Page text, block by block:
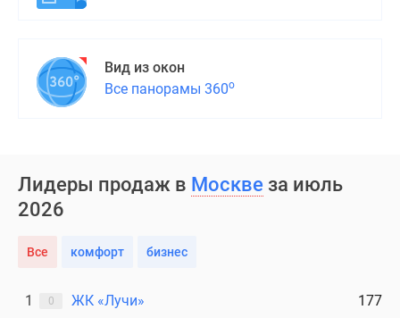
Вид из окон
Все панорамы 360о
Лидеры продаж в Москве за июль
2026
Все комфорт бизнес
1 0 ЖК «Лучи» 177